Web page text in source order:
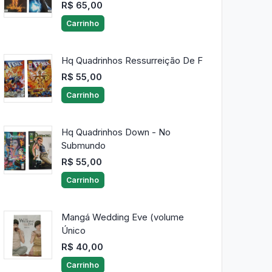
R$ 65,00
Carrinho
Hq Quadrinhos Ressurreição De F
R$ 55,00
Carrinho
Hq Quadrinhos Down - No
Submundo
R$ 55,00
Carrinho
Mangá Wedding Eve (volume
Único
R$ 40,00
Carrinho